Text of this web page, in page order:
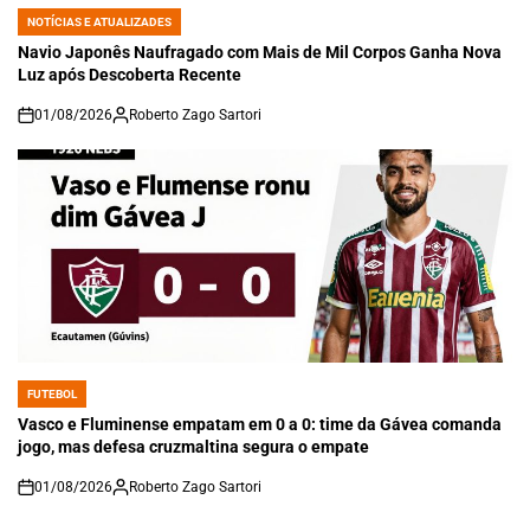
POSTED
IN
NOTÍCIAS E ATUALIZADES
Navio Japonês Naufragado com Mais de Mil Corpos Ganha Nova
Luz após Descoberta Recente
on
01/08/2026 Roberto Zago Sartori
POSTED
IN
FUTEBOL
Vasco e Fluminense empatam em 0 a 0: time da Gávea comanda
jogo, mas defesa cruzmaltina segura o empate
on
01/08/2026 Roberto Zago Sartori